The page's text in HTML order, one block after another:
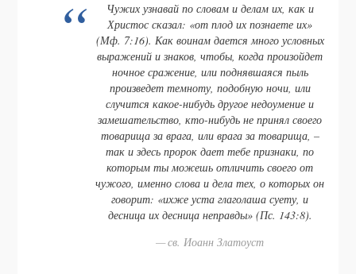
Чужих узнавай по словам и делам их, как и
Христос сказал: «от плод их познаете их»
(Мф. 7:16). Как воинам дается много условных
выражений и знаков, чтобы, когда произойдет
ночное сражение, или поднявшаяся пыль
произведет темноту, подобную ночи, или
случится какое-нибудь другое недоумение и
замешательство, кто-нибудь не принял своего
товарища за врага, или врага за товарища, –
так и здесь пророк дает тебе признаки, по
которым ты можешь отличить своего от
чужого, именно слова и дела тех, о которых он
говорит: «ихже уста глаголаша суету, и
десница их десница неправды» (Пс. 143:8).
св. Иоанн Златоуст